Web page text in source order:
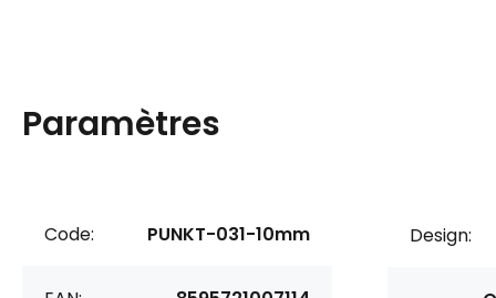
Paramètres
Code: PUNKT-031-10mm Design: